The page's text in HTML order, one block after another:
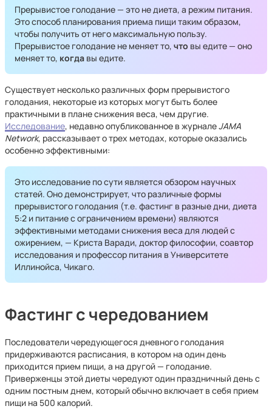
Прерывистое голодание — это не диета, а режим питания.
Это способ планирования приема пищи таким образом,
чтобы получить от него максимальную пользу.
Прерывистое голодание не меняет то, что вы едите — оно
меняет то, когда вы едите.
Существует несколько различных форм прерывистого
голодания, некоторые из которых могут быть более
практичными в плане снижения веса, чем другие.
Исследование, недавно опубликованное в журналеJAMA
Network, рассказывает о трех методах, которые оказались
особенно эффективными:
Это исследование по сути является обзором научных
статей. Оно демонстрирует, что различные формы
прерывистого голодания (т.е. фастинг в разные дни, диета
5:2 и питание с ограничением времени) являются
эффективными методами снижения веса для людей с
ожирением, — Криста Варади, доктор философии, соавтор
исследования и профессор питания в Университете
Иллинойса, Чикаго.
Фастинг с чередованием
Последователи чередующегося дневного голодания
придерживаются расписания, в котором на один день
приходится прием пищи, а на другой — голодание.
Приверженцы этой диеты чередуют один праздничный день с
одним постным днем, который обычно включает в себя прием
пищи на 500 калорий.